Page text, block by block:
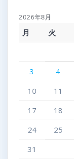
2026年8月
月 火
3
4
10
11
17
18
24
25
31